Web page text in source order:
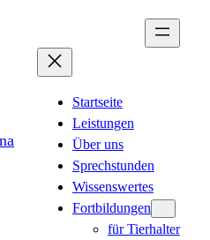
Startseite
Leistungen
Über uns
Sprechstunden
Wissenswertes
Fortbildungen
für Tierhalter